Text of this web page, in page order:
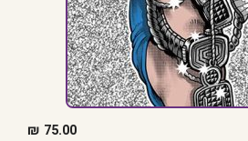
75.00
₪